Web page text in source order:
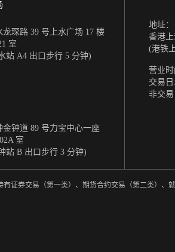
龙琛路 39 号上水广场 17 楼
室
站 A4 出口步行 5 分钟)
金钟道 89 号力宝中心一座
室
站 B 出口步行 3 分钟)
地址：
香港上
(港铁
营业时
交易日
非交
证券交易（第一类）、期货合约交易（第二类）